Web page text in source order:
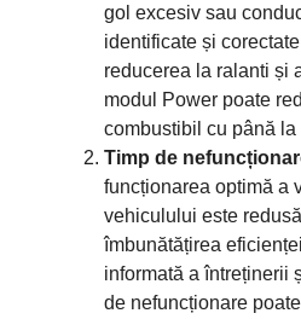
gol excesiv sau
identificate și
reducerea la ralanti și
modul Power poate
combustibil cu până la
Timp de
funcționarea optimă a
vehiculului este
îmbunătățirea
informată a întreținerii
de nefuncționare